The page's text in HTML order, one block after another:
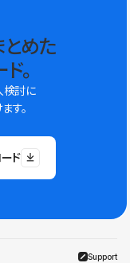
とめた
。
検討に
す。
ド
Support